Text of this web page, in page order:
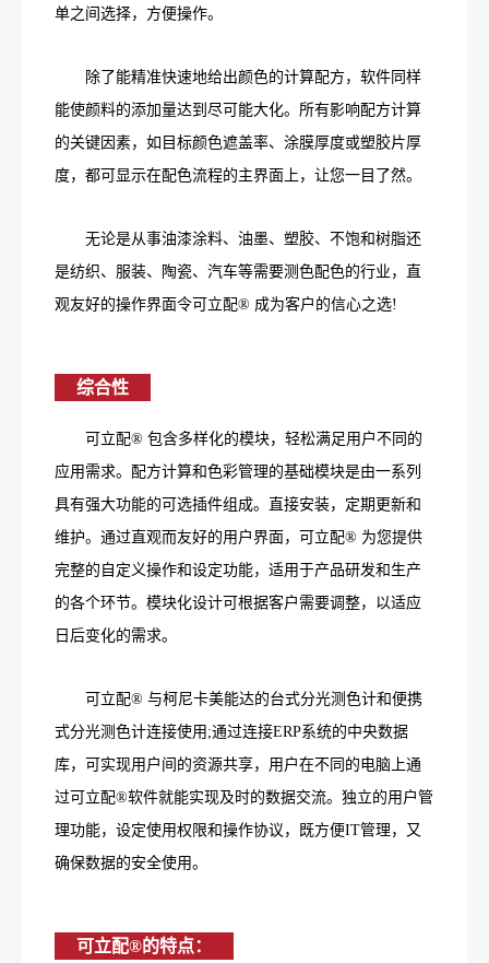
单之间选择，方便操作。
除了能精准快速地给出颜色的计算配方，软件同样
能使颜料的添加量达到尽可能大化。所有影响配方计算
的关键因素，如目标颜色遮盖率、涂膜厚度或塑胶片厚
度，都可显示在配色流程的主界面上，让您一目了然。
无论是从事油漆涂料、油墨、塑胶、不饱和树脂还
是纺织、服装、陶瓷、汽车等需要测色配色的行业，直
观友好的操作界面令可立配® 成为客户的信心之选!
综合性
可立配® 包含多样化的模块，轻松满足用户不同的
应用需求。配方计算和色彩管理的基础模块是由一系列
具有强大功能的可选插件组成。直接安装，定期更新和
维护。通过直观而友好的用户界面，可立配® 为您提供
完整的自定义操作和设定功能，适用于产品研发和生产
的各个环节。模块化设计可根据客户需要调整，以适应
日后变化的需求。
可立配® 与柯尼卡美能达的台式分光测色计和便携
式分光测色计连接使用;通过连接ERP系统的中央数据
库，可实现用户间的资源共享，用户在不同的电脑上通
过可立配®软件就能实现及时的数据交流。独立的用户管
理功能，设定使用权限和操作协议，既方便IT管理，又
确保数据的安全使用。
可立配®的特点：